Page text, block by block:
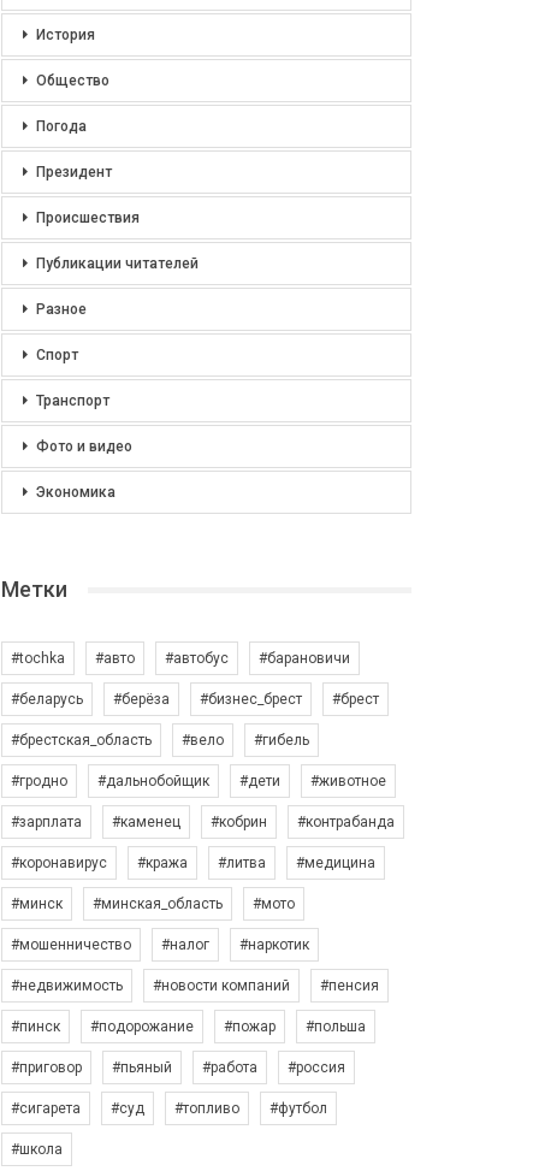
История
Общество
Погода
Президент
Происшествия
Публикации читателей
Разное
Спорт
Транспорт
Фото и видео
Экономика
Метки
#tochka #авто #автобус #барановичи
#беларусь #берёза #бизнес_брест #брест
#брестская_область #вело #гибель
#гродно #дальнобойщик #дети #животное
#зарплата #каменец #кобрин #контрабанда
#коронавирус #кража #литва #медицина
#минск #минская_область #мото
#мошенничество #налог #наркотик
#недвижимость #новости компаний #пенсия
#пинск #подорожание #пожар #польша
#приговор #пьяный #работа #россия
#сигарета #суд #топливо #футбол
#школа